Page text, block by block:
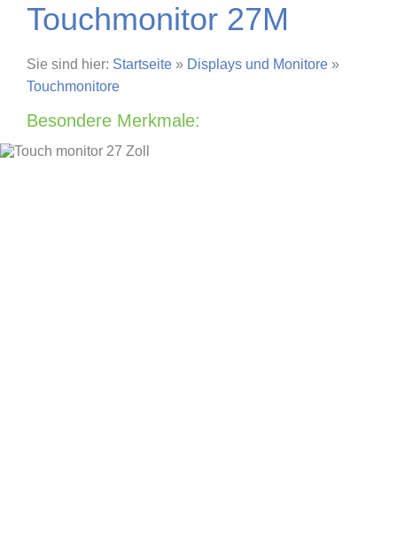
Touchmonitor 27M
Sie sind hier: Startseite » Displays und Monitore »
Touchmonitore
Besondere Merkmale: